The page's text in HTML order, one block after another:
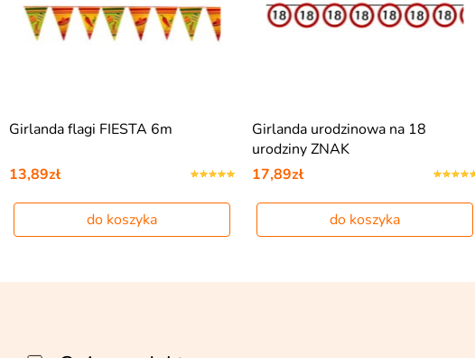
Girlanda flagi FIESTA 6m
13,89zł
do koszyka
Girlanda urodzinowa na 18
urodziny ZNAK
17,89zł
do koszyka